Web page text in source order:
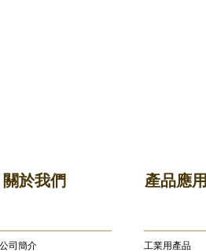
關於我們 產品應用
公司簡介
​工業用產品